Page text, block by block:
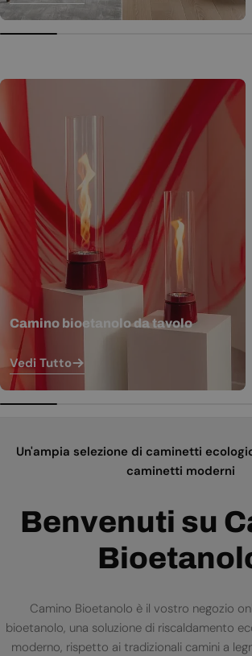
Camino bioetanolo da tavolo
Vedi Tutto
Un'ampia selezione di caminetti
caminetti moderni
Benvenuti su
Camino Bioetanolo è il vostro negozio
bioetanolo, una soluzione di riscaldamento
moderno, rispetto ai tradizionali camini a